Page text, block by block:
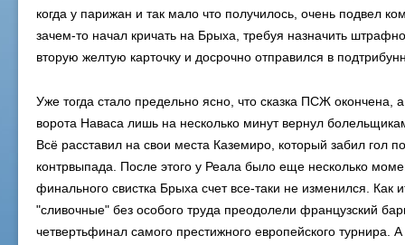
когда у парижан и так мало что получилось, очень подвел
зачем-то начал кричать на Брыха, требуя назначить
вторую желтую карточку и досрочно отправился в
Уже тогда стало предельно ясно, что сказка ПСЖ окончена,
ворота Наваса лишь на несколько минут вернул
Всё расставил на свои места Каземиро, который забил гол
контрвыпада. После этого у Реала было еще несколько
финального свистка Брыха счет все-таки не изменился. Как
"сливочные" без особого труда преодолели французский
четвертьфинал самого престижного европейского турнира.